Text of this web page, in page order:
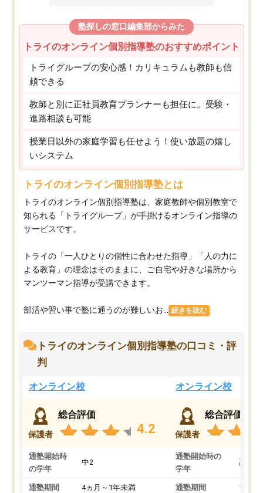
塾探しの窓口編集部からみた
トライのオンライン個別指導塾のおすすめポイント
トライグループの安心感！カリキュラムも教師も信
頼できる
教師と別に正社員教育プランナーも担任に。受験・
進路相談も可能
授業日以外の家庭学習も任せよう！使い放題の嬉し
いシステム
トライのオンライン個別指導塾とは
トライのオンライン個別指導塾は、家庭教師や個別教室で
知られる「トライグループ」が手掛けるオンライン指導の
サービスです。
トライの「一人ひとりの個性に合わせた指導」「人の力に
よる教育」の理念はそのままに、ご自宅や好きな場所から
マンツーマン指導が受講できます。
部活や習い事で塾に通うのが難しいお... 続きを読む
トライのオンライン個別指導塾の口コミ・評
判
オンライン校
保護者
総合評価
4.2
通塾開始時
の学年
中2
通塾期間 4ヵ月～1年未満
オンライン校
保護者
総合評価
通塾開始時の
学年
高3
通塾期間 1～3